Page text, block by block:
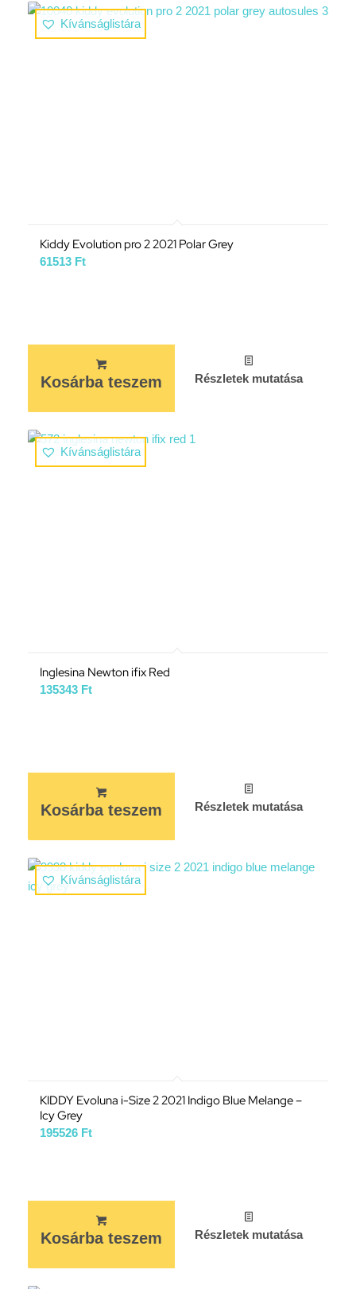
Kívánságlistára
Kiddy Evolution pro 2 2021 Polar Grey
61513 Ft
Kosárba teszem Részletek mutatása
Kívánságlistára
Inglesina Newton ifix Red
135343 Ft
Kosárba teszem Részletek mutatása
Kívánságlistára
KIDDY Evoluna i-Size 2 2021 Indigo Blue Melange –
Icy Grey
195526 Ft
Kosárba teszem Részletek mutatása